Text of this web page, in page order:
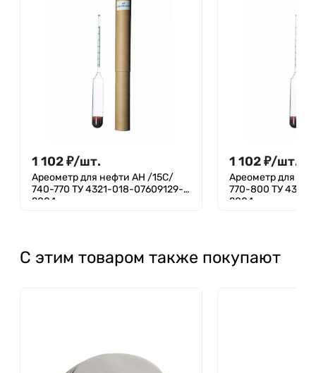
1 102₽/шт.
Ареометр для нефти АН /15С/
740-770 ТУ 4321-018-07609129-
2004
1 102₽/шт.
Ареометр для
770-800 ТУ 4321-
2004
С этим товаром также покупают